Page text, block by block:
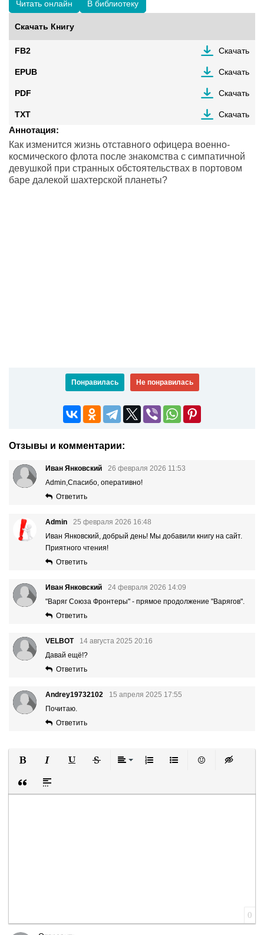
Читать онлайн В библиотеку
Скачать Книгу
FB2 Скачать
EPUB Скачать
PDF Скачать
TXT Скачать
Аннотация:
Как изменится жизнь отставного офицера военно-
космического флота после знакомства с симпатичной
девушкой при странных обстоятельствах в портовом
баре далекой шахтерской планеты?
Понравилась Не понравилась
Отзывы и комментарии:
Иван Янковский
26 февраля 2026 11:53
Admin,Спасибо, оперативно!
Ответить
Admin
25 февраля 2026 16:48
Иван Янковский, добрый день! Мы добавили книгу на сайт.
Приятного чтения!
Ответить
Иван Янковский
24 февраля 2026 14:09
"Варяг Союза Фронтеры" - прямое продолжение "Варягов".
Ответить
VELBOT
14 августа 2025 20:16
Давай ещё!?
Ответить
Andrey19732102
15 апреля 2025 17:55
Почитаю.
Ответить
Вставка цитаты
Вставка спойлера
0